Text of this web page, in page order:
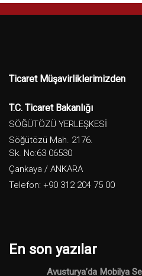
Ticaret Müşavirliklerimizden
T.C. Ticaret Bakanlığı
SÖĞÜTÖZÜ YERLEŞKESİ
Söğütözü Mah. 2176.
Sk. No:63 06530
Çankaya / ANKARA
Telefon: +90 312 204 75 00
En son yazılar
Avusturya’da Mobilya